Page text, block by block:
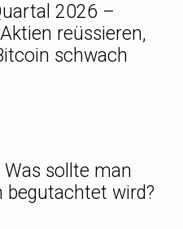
2026 –
reüssieren,
schwach
sollte man
begutachtet wird?